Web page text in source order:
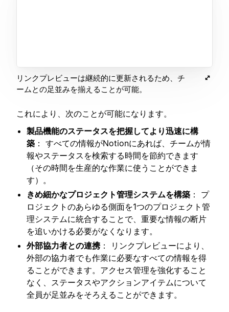
リンクプレビューは継続的に更新されるため、チ
ームとの足並みを揃えることが可能。
これにより、次のことが可能になります。
製品機能のステータスを把握してより迅速に構
築 ： すべての情報がNotionにあれば、チームが情
報やステータスを検索する時間を節約できます
（その時間を生産的な作業に使うことができま
す）。
きめ細かなプロジェクト管理システムを構築 ： プ
ロジェクトのあらゆる側面を1つのプロジェクト管
理システムに統合することで、重要な情報の断片
を追いかける必要がなくなります。
外部協力者との連携： リンクプレビューにより、
外部の協力者でも作業に必要なすべての情報を得
ることができます。アクセス管理を強化すること
なく、ステータスやアクションアイテムについて
全員が足並みをそろえることができます。